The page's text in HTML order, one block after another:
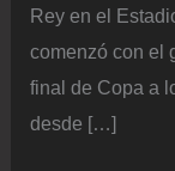
Rey en el
comenzó con el
final de Copa a
desde […]